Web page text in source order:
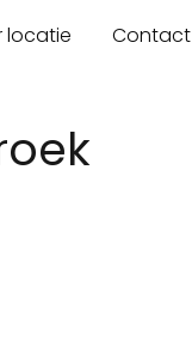
locatie Contact